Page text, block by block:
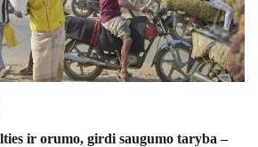
ir orumo, girdi saugumo taryba –